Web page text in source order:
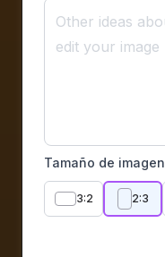
Tamaño de imagen
3:2 2:3